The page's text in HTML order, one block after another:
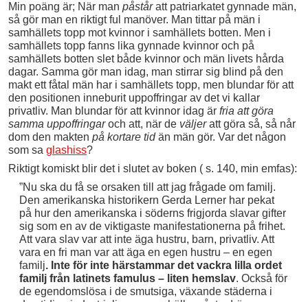
Min poäng är; När man påståratt patriarkatet gynnade män,
så gör man en riktigt ful manöver. Man tittar på män i
samhällets topp mot kvinnor i samhällets botten. Men i
samhällets topp fanns lika gynnade kvinnor och på
samhällets botten slet både kvinnor och män livets hårda
dagar. Samma gör man idag, man stirrar sig blind på den
makt ett fåtal män har i samhällets topp, men blundar för att
den positionen inneburit uppoffringar av det vi kallar
privatliv. Man blundar för att kvinnor idag är fria att göra
samma uppoffringaroch att, när de väljeratt göra så, så når
dom den makten på kortare tidän män gör. Var det någon
som sa glashiss?
Riktigt komiskt blir det i slutet av boken ( s. 140, min emfas):
”Nu ska du få se orsaken till att jag frågade om familj.
Den amerikanska historikern Gerda Lerner har pekat
på hur den amerikanska i söderns frigjorda slavar gifter
sig som en av de viktigaste manifestationerna på frihet.
Att vara slav var att inte äga hustru, barn, privatliv. Att
vara en fri man var att äga en egen hustru – en egen
familj. Inte för inte härstammar det vackra lilla ordet
familj från latinets famulus – liten hemslav. Också för
de egendomslösa i de smutsiga, växande städerna i